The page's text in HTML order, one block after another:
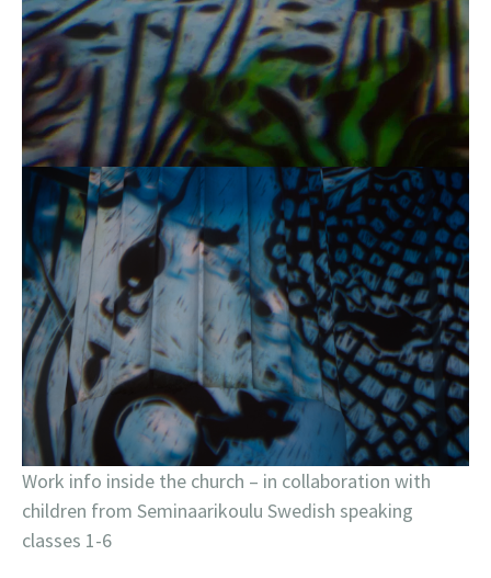
Work info inside the church – in collaboration with
children from Seminaarikoulu Swedish speaking
classes 1-6